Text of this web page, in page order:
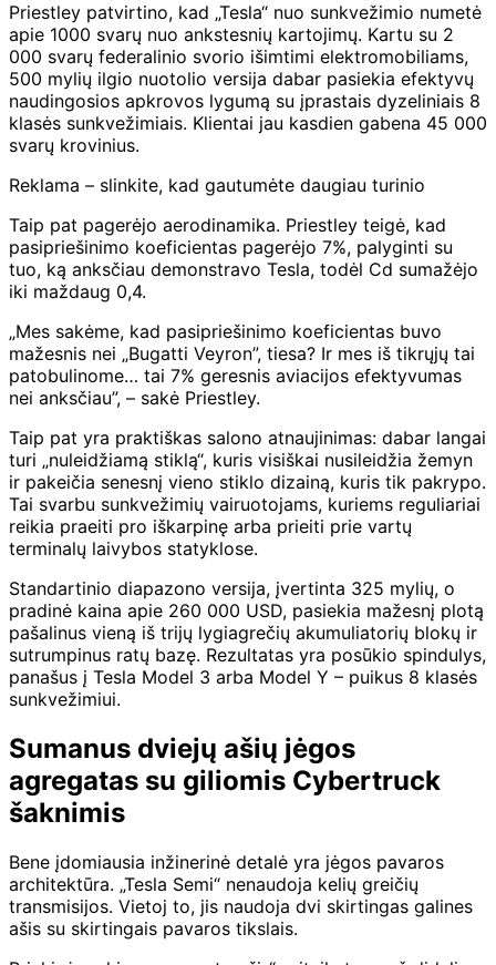
Priestley patvirtino, kad „Tesla“ nuo sunkvežimio numetė
apie 1000 svarų nuo ankstesnių kartojimų. Kartu su 2
000 svarų federalinio svorio išimtimi elektromobiliams,
500 mylių ilgio nuotolio versija dabar pasiekia efektyvų
naudingosios apkrovos lygumą su įprastais dyzeliniais 8
klasės sunkvežimiais. Klientai jau kasdien gabena 45 000
svarų krovinius.
Reklama – slinkite, kad gautumėte daugiau turinio
Taip pat pagerėjo aerodinamika. Priestley teigė, kad
pasipriešinimo koeficientas pagerėjo 7%, palyginti su
tuo, ką anksčiau demonstravo Tesla, todėl Cd sumažėjo
iki maždaug 0,4.
„Mes sakėme, kad pasipriešinimo koeficientas buvo
mažesnis nei „Bugatti Veyron”, tiesa? Ir mes iš tikrųjų tai
patobulinome… tai 7% geresnis aviacijos efektyvumas
nei anksčiau”, – sakė Priestley.
Taip pat yra praktiškas salono atnaujinimas: dabar langai
turi „nuleidžiamą stiklą“, kuris visiškai nusileidžia žemyn
ir pakeičia senesnį vieno stiklo dizainą, kuris tik pakrypo.
Tai svarbu sunkvežimių vairuotojams, kuriems reguliariai
reikia praeiti pro iškarpinę arba prieiti prie vartų
terminalų laivybos statyklose.
Standartinio diapazono versija, įvertinta 325 mylių, o
pradinė kaina apie 260 000 USD, pasiekia mažesnį plotą
pašalinus vieną iš trijų lygiagrečių akumuliatorių blokų ir
sutrumpinus ratų bazę. Rezultatas yra posūkio spindulys,
panašus į Tesla Model 3 arba Model Y – puikus 8 klasės
sunkvežimiui.
Sumanus dviejų ašių jėgos
agregatas su giliomis Cybertruck
šaknimis
Bene įdomiausia inžinerinė detalė yra jėgos pavaros
architektūra. „Tesla Semi“ nenaudoja kelių greičių
transmisijos. Vietoj to, jis naudoja dvi skirtingas galines
ašis su skirtingais pavaros tikslais.